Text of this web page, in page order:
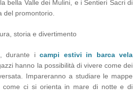
bella Valle dei Mulini, e i Sentieri Sacri di
del promontorio.
storia e divertimento
durante icampi estivi in barca vela
hanno la possibilità di vivere come dei
Impareranno a studiare le mappe
come ci si orienta in mare di notte e di